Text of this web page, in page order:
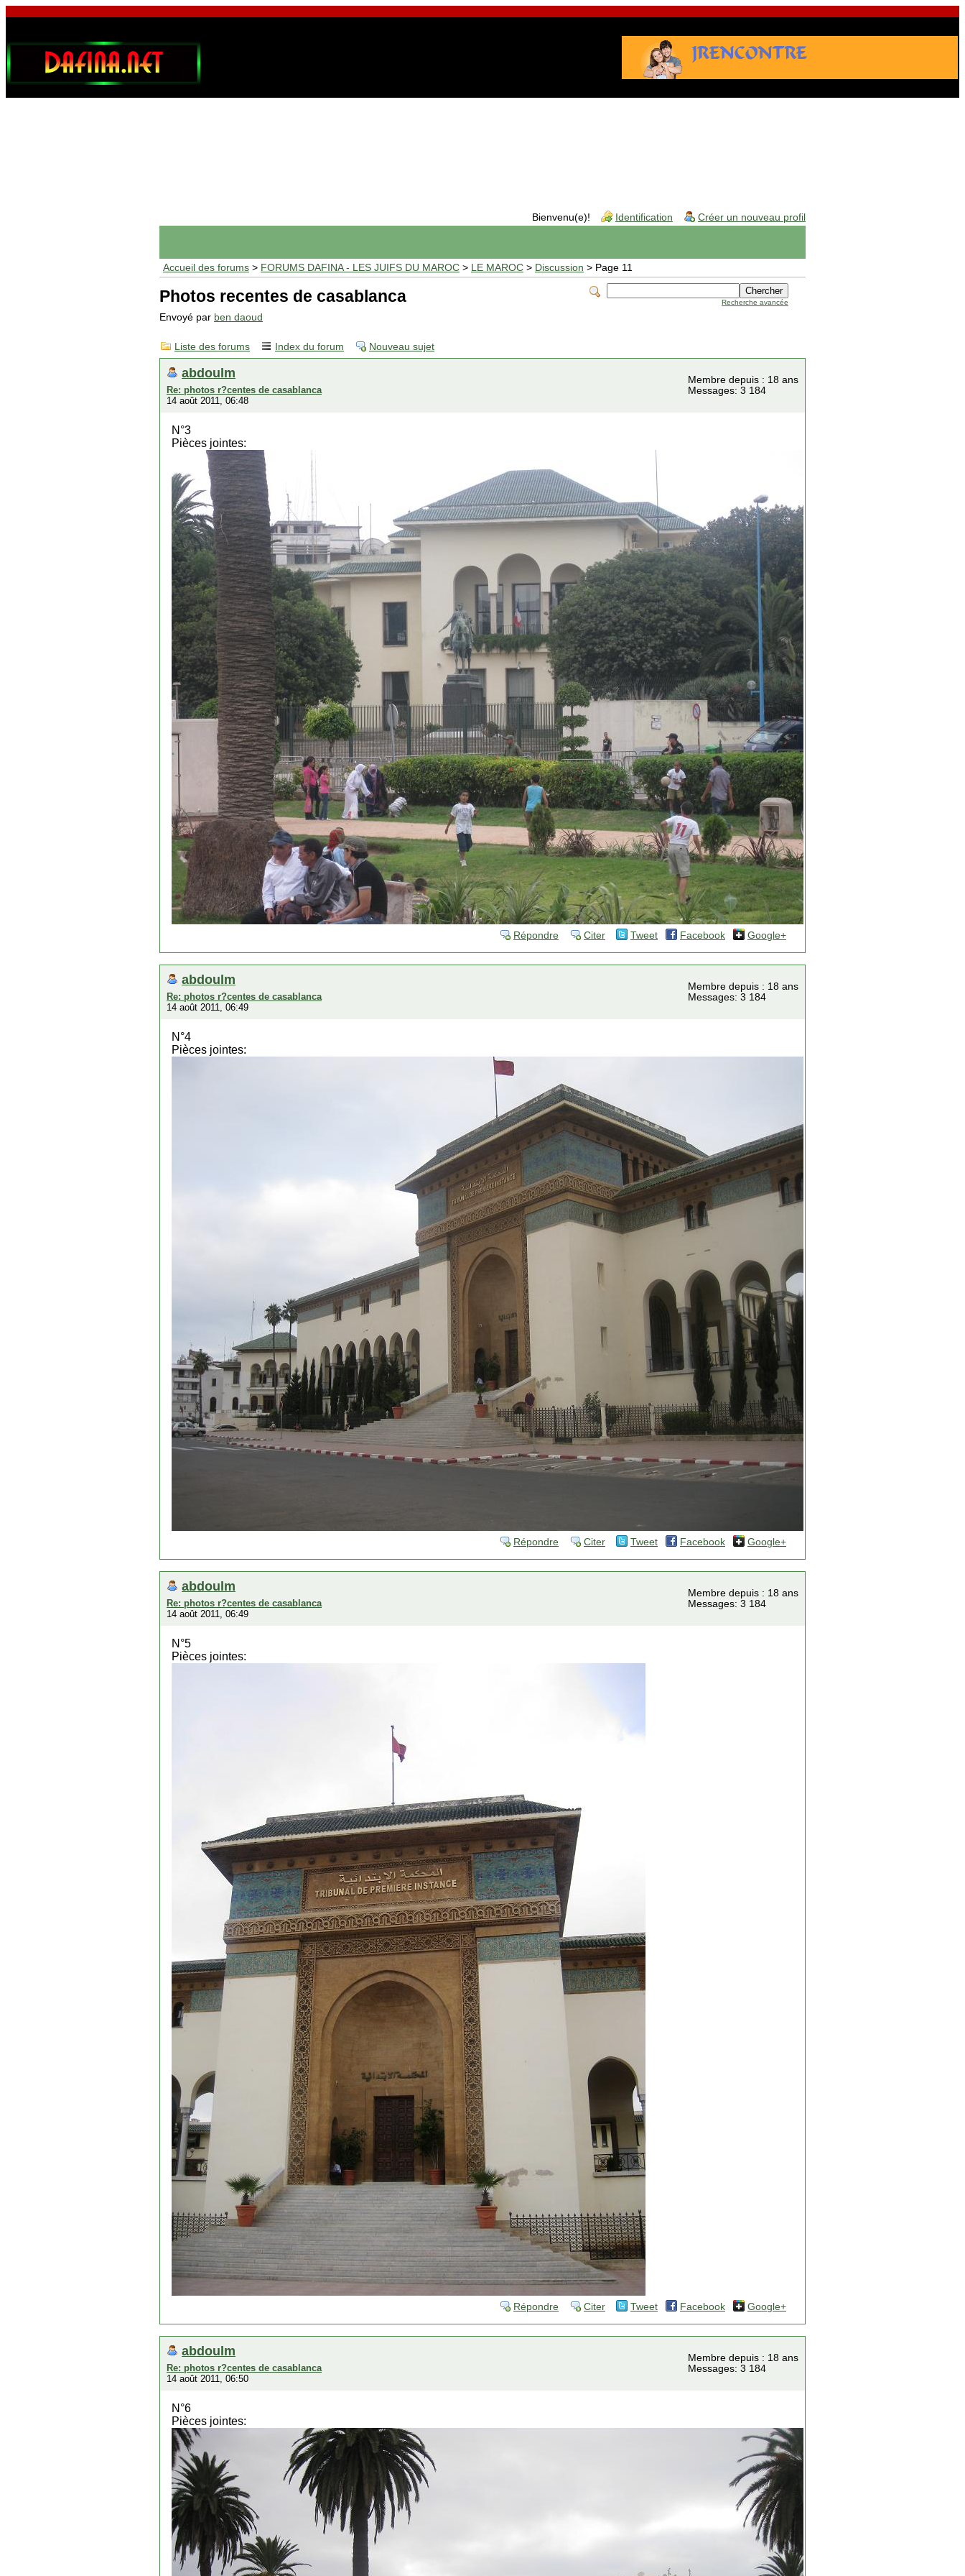
Bienvenu(e)! Identification Créer un nouveau profil
Accueil des forums > FORUMS DAFINA - LES JUIFS DU MAROC > LE MAROC > Discussion > Page 11
Recherche avancée
Photos recentes de casablanca
Envoyé par ben daoud
Liste des forums Index du forum Nouveau sujet
abdoulm
Re: photos r?centes de casablanca
14 août 2011, 06:48
Membre depuis : 18 ans
Messages: 3 184
N°3
Pièces jointes:
Répondre Citer Tweet Facebook Google+
abdoulm
Re: photos r?centes de casablanca
14 août 2011, 06:49
Membre depuis : 18 ans
Messages: 3 184
N°4
Pièces jointes:
Répondre Citer Tweet Facebook Google+
abdoulm
Re: photos r?centes de casablanca
14 août 2011, 06:49
Membre depuis : 18 ans
Messages: 3 184
N°5
Pièces jointes:
Répondre Citer Tweet Facebook Google+
abdoulm
Re: photos r?centes de casablanca
14 août 2011, 06:50
Membre depuis : 18 ans
Messages: 3 184
N°6
Pièces jointes: